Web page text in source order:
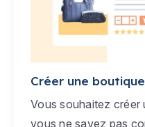
Créer une
Vous souhaitez créer
vous ne savez pas